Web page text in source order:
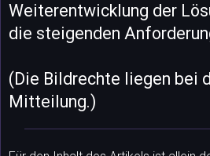
Weiterentwicklung der
die steigenden
(Die Bildrechte liegen bei
Mitteilung.)